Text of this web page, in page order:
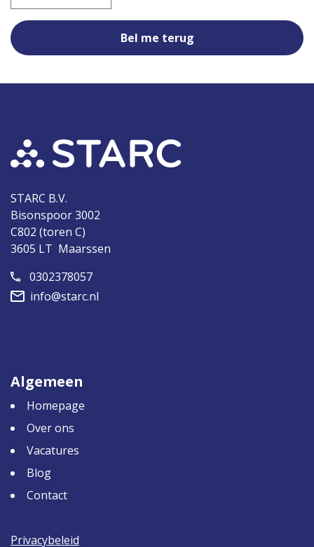
STARC B.V.
Bisonspoor 3002
C802 (toren C)
3605 LT Maarssen
0302378057
info@starc.nl
Algemeen
Homepage
Over ons
Vacatures
Blog
Contact
Privacybeleid